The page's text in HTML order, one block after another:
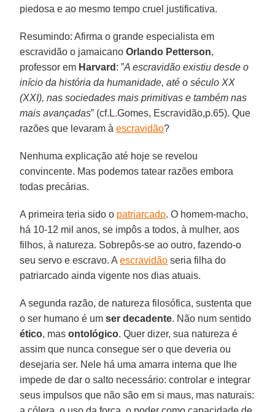
piedosa e ao mesmo tempo cruel justificativa.
Resumindo: Afirma o grande especialista em
escravidão o jamaicanoOrlando Petterson,
professor em Harvard : ”A escravidão existiu desde o
início da história da humanidade, até o século XX
(XXI), nas sociedades mais primitivas e também nas
mais avançadas” (cf.L.Gomes, Escravidão,p.65). Que
razões que levaram àescravidão?
Nenhuma explicação até hoje se revelou
convincente. Mas podemos tatear razões embora
todas precárias.
A primeira teria sido o patriarcado. O homem-macho,
há 10-12 mil anos, se impôs a todos, à mulher, aos
filhos, à natureza. Sobrepôs-se ao outro, fazendo-o
seu servo e escravo. Aescravidão seria filha do
patriarcado ainda vigente nos dias atuais.
A segunda razão, de natureza filosófica, sustenta que
o ser humano é umser decadente. Não num sentido
ético, masontológico. Quer dizer, sua natureza é
assim que nunca consegue ser o que deveria ou
desejaria ser. Nele há uma amarra interna que lhe
impede de dar o salto necessário: controlar e integrar
seus impulsos que não são em si maus, mas naturais: